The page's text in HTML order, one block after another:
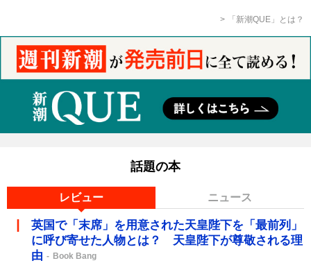
「新潮QUE」とは？
話題の本
レビュー ニュース
英国で「末席」を用意された天皇陛下を「最前列」
に呼び寄せた人物とは？ 天皇陛下が尊敬される理
由
Book Bang